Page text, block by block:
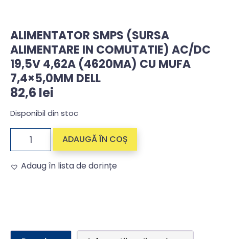
ALIMENTATOR SMPS (SURSA
ALIMENTARE IN COMUTATIE) AC/DC
19,5V 4,62A (4620MA) CU MUFA
7,4×5,0MM DELL
82,6 lei
Disponibil din stoc
ADAUGĂ ÎN COȘ
Adaug în lista de dorințe